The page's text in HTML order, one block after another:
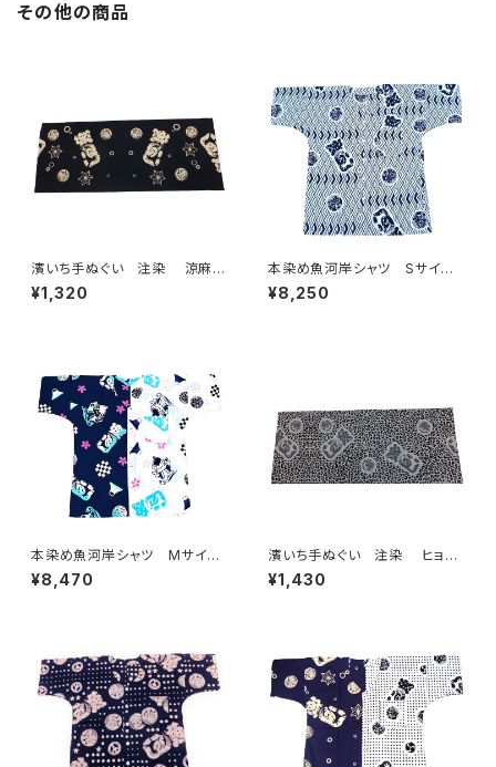
ツ 焼津 浜通り 港町
その他の商品
濱いち手ぬぐい 注染 涼麻
柄 黒×オフホワイト 伝統染
色技法 麻模様 特岡 綿10
¥1,320
本染め魚河岸シャツ Sサイ
ズ 認定証付き 木綿晒 菱青
海波×伝統魚河岸柄 白×紺
¥8,250
本染め魚河岸シャツ Mサイ
ズ 認定証付き 木綿晒 日本
製 やいちゃんスペシャル 注染
ツ 濱いちシャツ 焼津 浜通
り 港町
¥8,470
濱いち手ぬぐい 注染 ヒョウ
柄 グレー 伝統染色技法 レ
オパード柄 特岡 綿100％
¥1,430